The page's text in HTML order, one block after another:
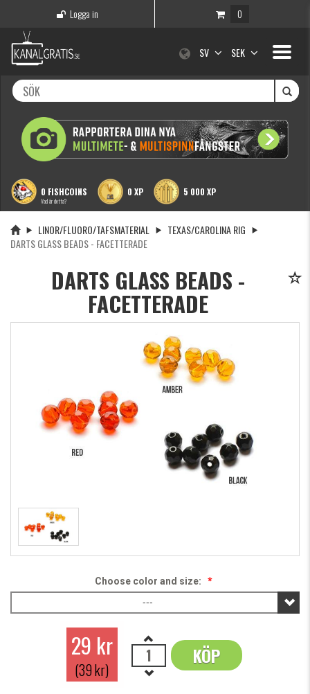
Logga in 0
Toggle
SV SEK
0 FISHCOINS
Vad är detta?
0 XP 5 000 XP
LINOR/FLUORO/TAFSMATERIAL
TEXAS/CAROLINA RIG
DARTS GLASS BEADS - FACETTERADE
DARTS GLASS BEADS -
FACETTERADE
Choose color and size: *
---
29 kr
(39 kr)
KÖP
OK